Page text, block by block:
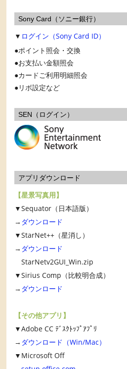
Sony Card（ソニー銀行）
▼ ログイン（Sony Card ID）
ポイント照会・交換
お支払い金額照会
カードご利用明細照会
リボ設定など
SEN（ログイン）
アプリダウンロード
【星景写真用】
▼Sequator（日本語版）
→ ダウンロード
▼StarNet++（星消し）
→ ダウンロード
StarNetv2GUI_Win.zip
▼Sirius Comp（比較明合成）
→ ダウンロード
【その他アプリ】
▼Adobe CC ﾃﾞｽｸﾄｯﾌﾟｱﾌﾟﾘ
→ ダウンロード（Win/Mac）
▼Microsoft Off